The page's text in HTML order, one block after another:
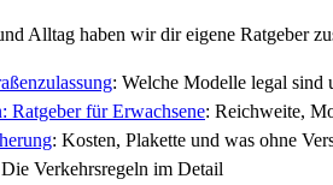
Alltag haben wir dir eigene Ratgeber
: Welche Modelle legal sind
Ratgeber für Erwachsene: Reichweite,
: Kosten, Plakette und was ohne
Verkehrsregeln im Detail